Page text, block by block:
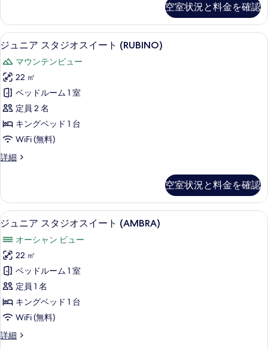
ー
ト
(AMBRA)
の
す
べ
て
の
写
真
示
す
る
ス
タ
ジ
ス
イ
ー
ト
(AMBRA)
の
詳
細
空室状況と料金を確認
ジ
ュ
ニ
ア
ス
タ
ジ
オ
ス
ー
ト
(RUBINO)
の
す
べ
て
の
写
真
高級寝具、羽毛の掛け布団、低反発
4
ジュニア スタジオスイート (RUBINO)
マウンテンビュー
22 ㎡
ベッドルーム 1 室
定員 2 名
キングベッド 1 台
WiFi (無料)
詳細
ジ
ス
タ
ジ
ス
イ
ー
ト
(RUBINO)
の
詳
細
空室状況と料金を確認
ジ
ュ
ニ
ア
ス
タ
ジ
オ
ス
高級寝具、羽毛の掛け布団、低反発
5
ジュニア スタジオスイート (AMBRA)
オーシャン ビュー
22 ㎡
ベッドルーム 1 室
定員 1 名
キングベッド 1 台
WiFi (無料)
詳細
ジ